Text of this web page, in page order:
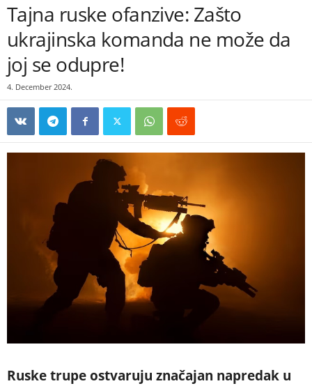
Tajna ruske ofanzive: Zašto
ukrajinska komanda ne može da
joj se odupre!
4. December 2024.
Ruske trupe ostvaruju značajan napredak u